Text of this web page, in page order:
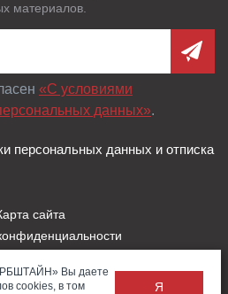
материалов.
«C условиями
данных».
персональных данных и отписка
сайта
Cookies
Заказать Обратная
Вы даете
cookies, в том
Я